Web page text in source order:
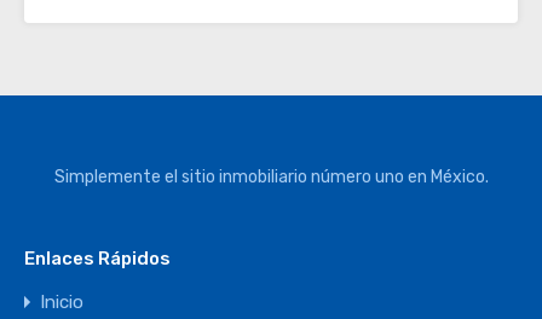
Simplemente el sitio inmobiliario número uno en México.
Enlaces Rápidos
Inicio